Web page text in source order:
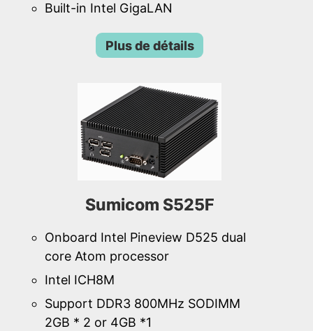
Built-in Intel GigaLAN
Plus de détails
Sumicom S525F
Onboard Intel Pineview D525 dual
core Atom processor
Intel ICH8M
Support DDR3 800MHz SODIMM
2GB * 2 or 4GB *1